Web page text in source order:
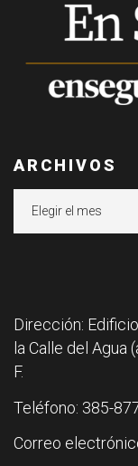
ARCHIVOS
Dirección:
la Calle del Agua
F.
Teléfono: 385-
Correo